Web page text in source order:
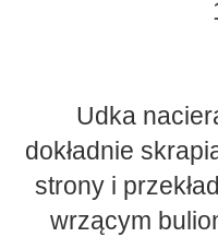
Udka
dokładnie
strony i
wrzącym